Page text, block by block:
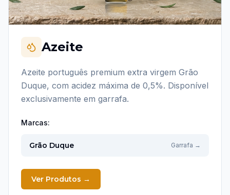
Azeite
Azeite português premium extra virgem Grão
Duque, com acidez máxima de 0,5%. Disponível
exclusivamente em garrafa.
Marcas:
Grão Duque Garrafa →
Ver Produtos →